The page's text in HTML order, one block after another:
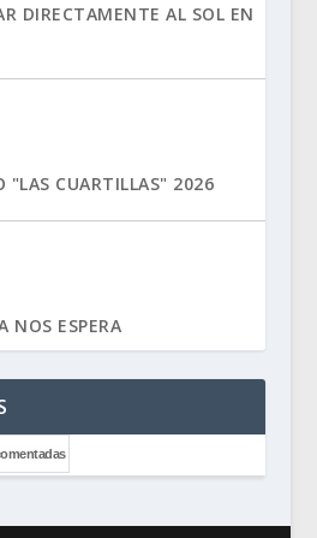
DIRECTAMENTE AL SOL EN
"LAS CUARTILLAS" 2026
NOS ESPERA